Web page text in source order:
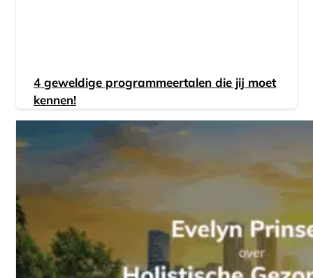
4 geweldige programmeertalen die jij moet
kennen!